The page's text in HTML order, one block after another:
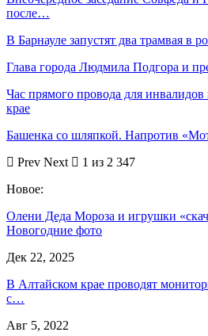
после…
В Барнауле запустят два трамвая в
Глава города Людмила Подгора и
Час прямого провода для
крае
Башенка со шляпкой. Напротив
Prev Next
1 из 2 347
Новое:
Олени Деда Мороза и игрушки
Новогодние фото
Дек 22, 2025
В Алтайском крае проводят
с…
Авг 5, 2022